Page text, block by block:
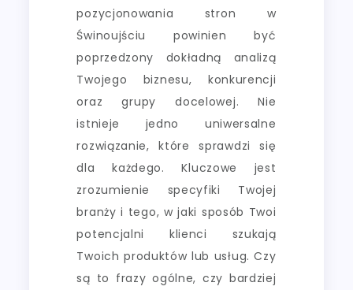
pozycjonowania stron w
Świnoujściu powinien być
poprzedzony dokładną analizą
Twojego biznesu, konkurencji
oraz grupy docelowej. Nie
istnieje jedno uniwersalne
rozwiązanie, które sprawdzi się
dla każdego. Kluczowe jest
zrozumienie specyfiki Twojej
branży i tego, w jaki sposób Twoi
potencjalni klienci szukają
Twoich produktów lub usług. Czy
są to frazy ogólne, czy bardziej